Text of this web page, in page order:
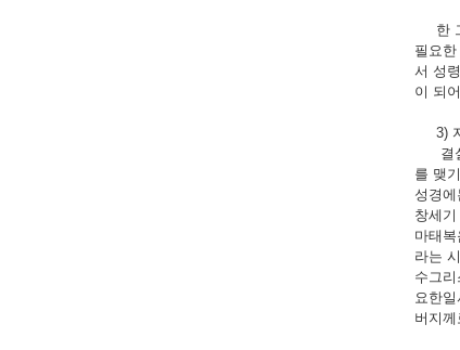
한 그
필요
서 성
이 되
3) 자
결실
를 맺
성경
창세
마태
라는
수그
요한
버지